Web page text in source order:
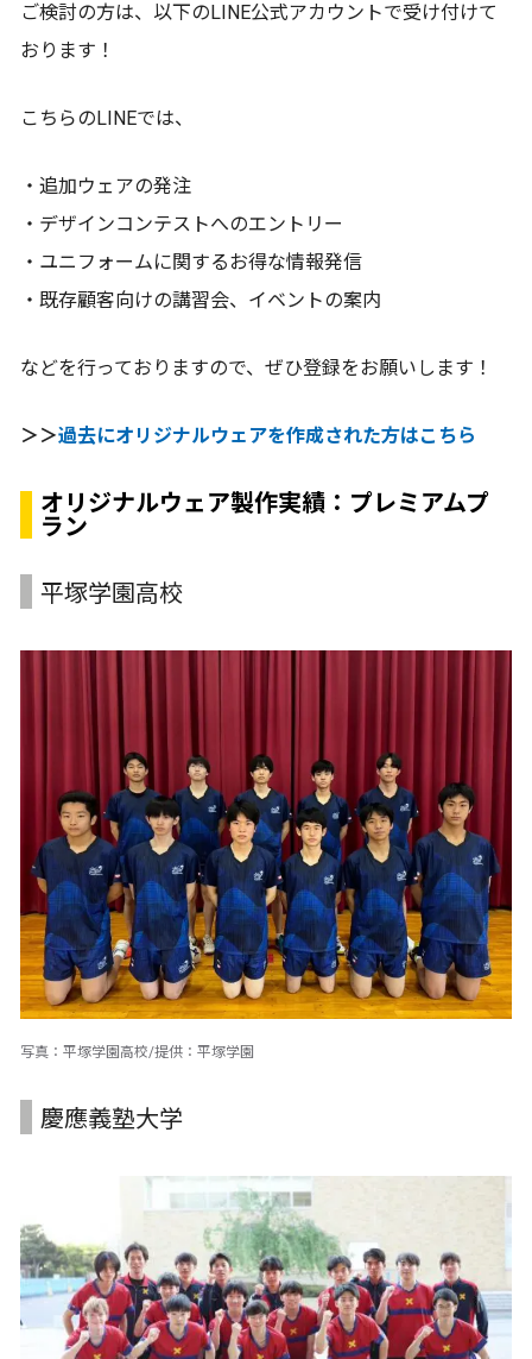
ご検討の方は、以下のLINE公式アカウントで受け付けて
おります！
こちらのLINEでは、
・追加ウェアの発注
・デザインコンテストへのエントリー
・ユニフォームに関するお得な情報発信
・既存顧客向けの講習会、イベントの案内
などを行っておりますので、ぜひ登録をお願いします！
＞＞過去にオリジナルウェアを作成された方はこちら
オリジナルウェア製作実績：プレミアムプ
ラン
平塚学園高校
写真：平塚学園高校/提供：平塚学園
慶應義塾大学